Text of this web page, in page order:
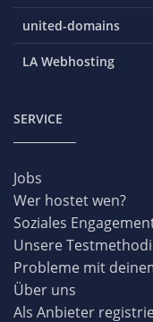
united-domains
LA Webhosting
SERVICE
Jobs
Wer hostet wen?
Soziales
Unsere
Probleme mit
Über uns
Als Anbieter